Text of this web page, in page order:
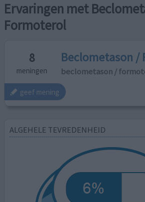
Ervaringen met
Formoterol
8
meningen
Beclometason /
beclometason /
geef mening
ALGEHELE TEVREDENHEID